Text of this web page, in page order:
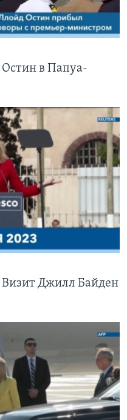
в Папуа-
Джилл Байден